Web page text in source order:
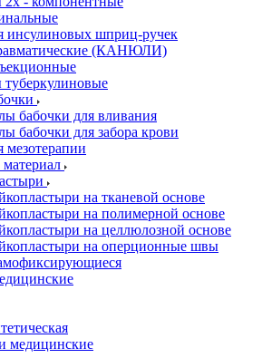
инсулиновых шприц-ручек
(КАНЮЛИ)
бабочки для вливания
бабочки для забора крови
мезотерапии
на тканевой основе
на полимерной основе
на целлюлозной основе
на оперционные швы
медицинские